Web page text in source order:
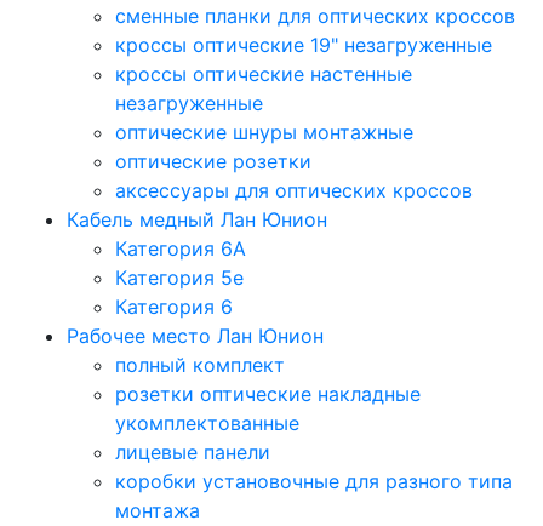
сменные планки для оптических кроссов
кроссы оптические 19" незагруженные
кроссы оптические настенные
незагруженные
оптические шнуры монтажные
оптические розетки
аксессуары для оптических кроссов
Кабель медный Лан Юнион
Категория 6A
Категория 5e
Категория 6
Рабочее место Лан Юнион
полный комплект
розетки оптические накладные
укомплектованные
лицевые панели
коробки установочные для разного типа
монтажа